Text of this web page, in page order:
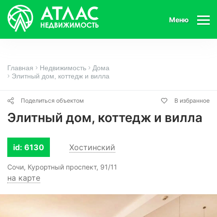
Меню
Главная Недвижимость
Дома
Элитный дом, коттедж и вилла
Поделиться объектом В избранное
Элитный дом, коттедж и вилла
id: 6130 Хостинский
Сочи, Курортный проспект, 91/11
на карте